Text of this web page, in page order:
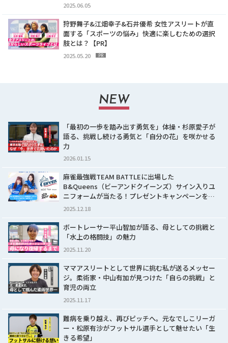
2025.06.05
狩野舞子&江畑幸子&石井優希 女性アスリートが直
面する「スポーツの悩み」快適に楽しむための選択
肢とは？【PR】
2025.05.20 PR
NEW
「最初の一歩を踏み出す勇気を」体操・杉原愛子が
語る、挑戦し続ける勇気と「自分の花」を咲かせる
力
2026.01.15
麻雀最強戦TEAM BATTLEに出場した
B&Queens（ビーアンドクイーンズ）サイン入りユ
ニフォームが当たる！プレゼントキャンペーンを…
2025.12.18
ボートレーサー平山智加が語る、母としての挑戦と
「水上の格闘技」の魅力
2025.11.20
ママアスリートとして世界に挑む私が送るメッセー
ジ。柔術家・中山有加が見つけた「自らの挑戦」と
育児の両立
2025.11.17
難病を乗り越え、再びピッチへ。元なでしこリーガ
ー・松原有沙がフットサル選手として魅せたい「生
きる希望」